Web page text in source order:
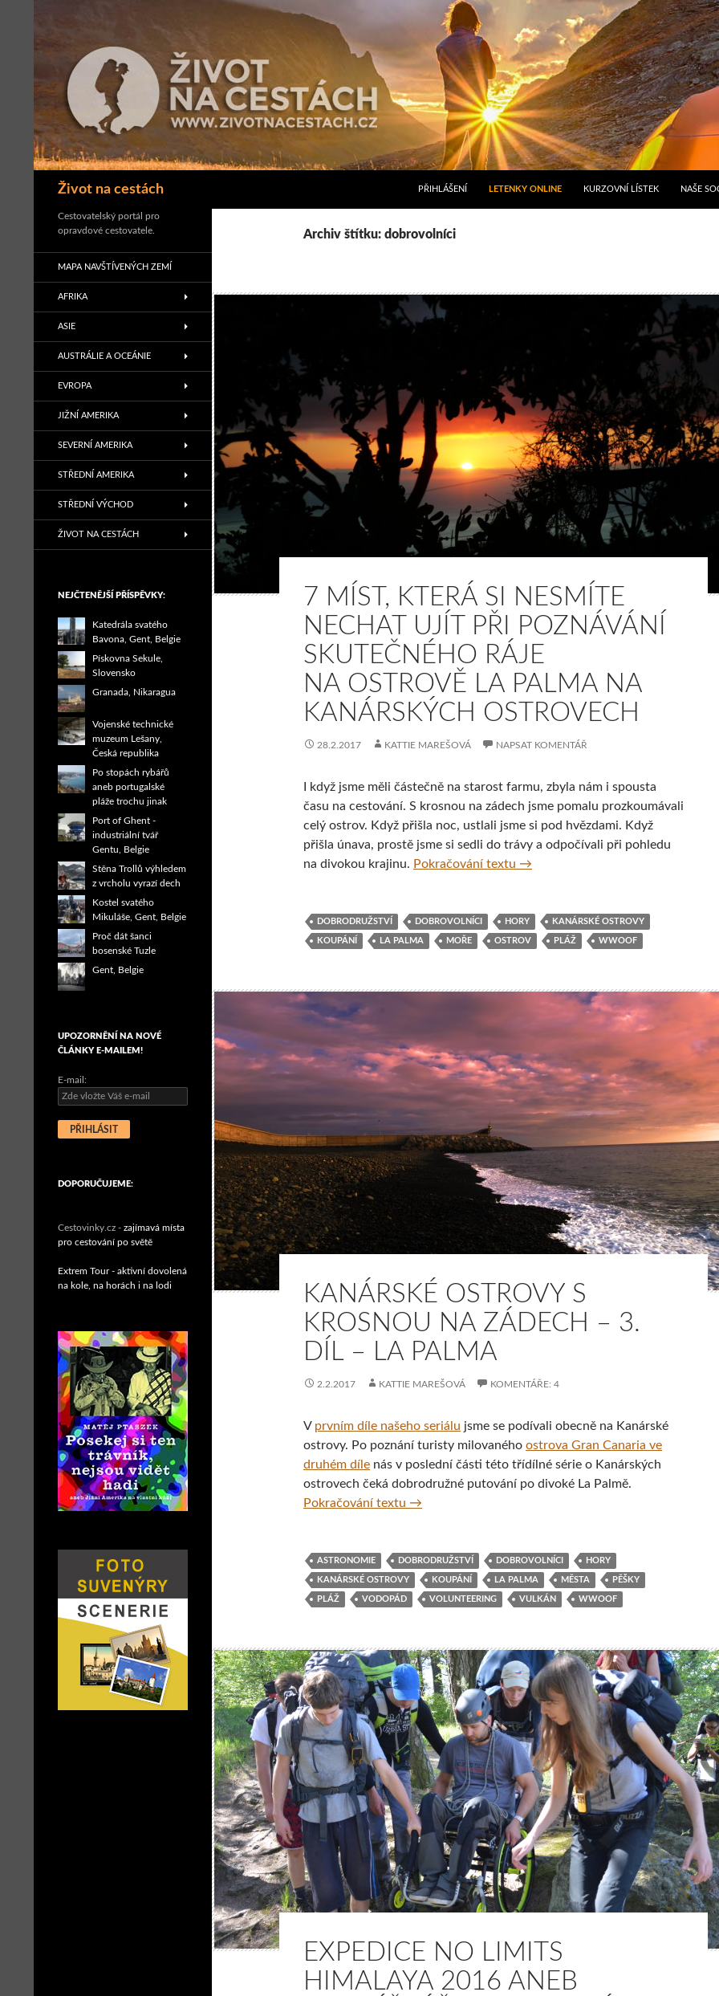
Život na cestách
Hledat
PŘIHLÁŠENÍ LETENKY ONLINE KURZOVNÍ LÍSTEK NAŠE
Archiv štítku: dobrovolníci
7 MÍST, KTERÁ SI NESMÍTE
NECHAT UJÍT PŘI POZNÁVÁNÍ
SKUTEČNÉHO RÁJE
NA OSTROVĚ LA PALMA NA
KANÁRSKÝCH OSTROVECH
28.2.2017 KATTIE MAREŠOVÁ NAPSAT KOMENTÁŘ
I když jsme měli částečně na starost farmu, zbyla nám i spousta
času na cestování. S krosnou na zádech jsme pomalu prozkoumávali
celý ostrov. Když přišla noc, ustlali jsme si pod hvězdami. Když
přišla únava, prostě jsme si sedli do trávy a odpočívali při pohledu
na divokou krajinu. Pokračování textu 7 míst, která si nesmíte nechat ujít
→
DOBRODRUŽSTVÍ DOBROVOLNÍCI HORY KANÁRSKÉ OSTROVY
KOUPÁNÍ LA PALMA MOŘE OSTROV PLÁŽ WWOOF
KANÁRSKÉ OSTROVY S
KROSNOU NA ZÁDECH – 3.
DÍL – LA PALMA
2.2.2017 KATTIE MAREŠOVÁ KOMENTÁŘE: 4
V prvním díle našeho seriálu jsme se podívali obecně na Kanárské
ostrovy. Po poznání turisty milovaného ostrova Gran Canaria ve
druhém díle nás v poslední části této třídílné série o Kanárských
ostrovech čeká dobrodružné putování po divoké La Palmě.
Pokračování textu Kanárské ostrovy s krosnou na zádech – 3. díl – La
→
ASTRONOMIE DOBRODRUŽSTVÍ DOBROVOLNÍCI HORY
KANÁRSKÉ OSTROVY KOUPÁNÍ LA PALMA MĚSTA PĚŠKY
PLÁŽ VODOPÁD VOLUNTEERING VULKÁN WWOOF
EXPEDICE NO LIMITS
HIMALAYA 2016 ANEB
Cestovatelský portál pro
opravdové cestovatele.
MAPA NAVŠTÍVENÝCH ZEMÍ
AFRIKA
ASIE
AUSTRÁLIE A OCEÁNIE
EVROPA
JIŽNÍ AMERIKA
SEVERNÍ AMERIKA
STŘEDNÍ AMERIKA
STŘEDNÍ VÝCHOD
ŽIVOT NA CESTÁCH
NEJČTENĚJŠÍ PŘÍSPĚVKY:
Katedrála svatého
Bavona, Gent, Belgie
Pískovna Sekule,
Slovensko
Granada, Nikaragua
Vojenské technické
muzeum Lešany,
Česká republika
Po stopách rybářů
aneb portugalské
pláže trochu jinak
Port of Ghent -
industriální tvář
Gentu, Belgie
Stěna Trollů výhledem
z vrcholu vyrazí dech
Kostel svatého
Mikuláše, Gent, Belgie
Proč dát šanci
bosenské Tuzle
Gent, Belgie
UPOZORNĚNÍ NA NOVÉ
ČLÁNKY E-MAILEM!
E-mail:
DOPORUČUJEME:
Cestovinky.cz - zajímavá místa
pro cestování po světě
Extrem Tour - aktivní dovolená
na kole, na horách i na lodi